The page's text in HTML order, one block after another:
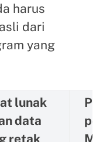
harus
dari
yang
lunak
data
retak